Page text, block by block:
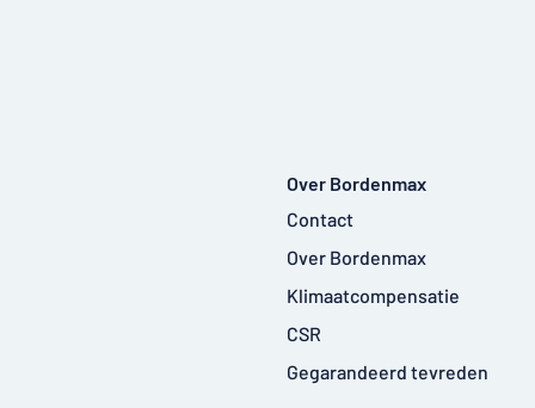
Over Bordenmax
Contact
Over Bordenmax
Klimaatcompensatie
CSR
Gegarandeerd tevreden